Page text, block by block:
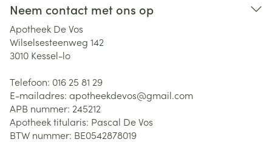
Neem contact met ons op
Apotheek De Vos
Wilselsesteenweg 142
3010 Kessel-lo
Telefoon: 016 25 81 29
E-mailadres: apotheekdevos@gmail.com
APB nummer: 245212
Apotheek titularis: Pascal De Vos
BTW nummer: BE0542878019